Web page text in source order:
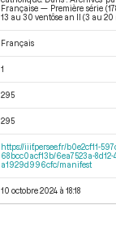
Française — Première série
13 au 30 ventôse an II (3 au 20
Français
1
295
295
https://iiif.persee.fr/b0e2cf11-
68bcc0acf13b/6ea7523a-8d12-
a1929d996cfc/manifest
10 octobre 2024 à 18:18